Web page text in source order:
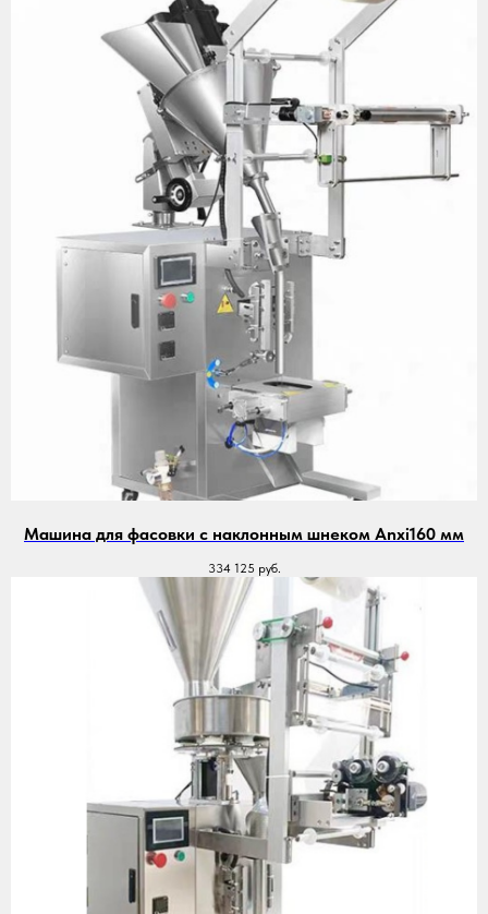
Машина для фасовки с наклонным шнеком Anxi160 мм
334 125 руб.